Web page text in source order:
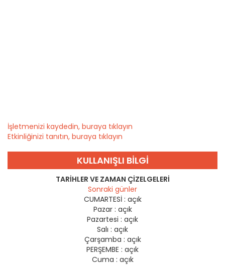
İşletmenizi kaydedin, buraya tıklayın
Etkinliğinizi tanıtın, buraya tıklayın
KULLANIŞLI BILGI
TARIHLER VE ZAMAN ÇIZELGELERI
Sonraki günler
CUMARTESİ : açık
Pazar : açık
Pazartesi : açık
Salı : açık
Çarşamba : açık
PERŞEMBE : açık
Cuma : açık